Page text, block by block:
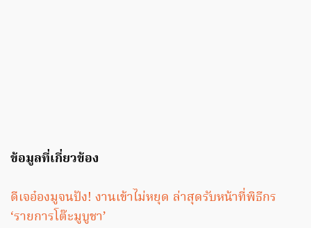
ข้อมูลที่เกี่ยวข้อง
ดีเจอ๋องมูจนปัง! งานเข้าไม่หยุด ล่าสุดรับหน้าที่พิธีกร
‘รายการโต๊ะมูบูชา’